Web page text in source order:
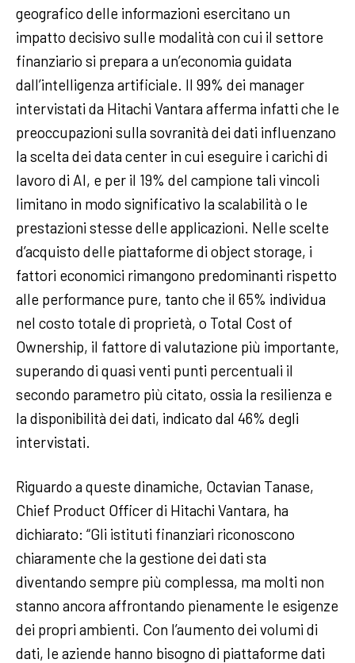
geografico delle informazioni esercitano un
impatto decisivo sulle modalità con cui il settore
finanziario si prepara a un’economia guidata
dall’intelligenza artificiale. Il 99% dei manager
intervistati da Hitachi Vantara afferma infatti che le
preoccupazioni sulla sovranità dei dati influenzano
la scelta dei data center in cui eseguire i carichi di
lavoro di AI, e per il 19% del campione tali vincoli
limitano in modo significativo la scalabilità o le
prestazioni stesse delle applicazioni. Nelle scelte
d’acquisto delle piattaforme di object storage, i
fattori economici rimangono predominanti rispetto
alle performance pure, tanto che il 65% individua
nel costo totale di proprietà, o Total Cost of
Ownership, il fattore di valutazione più importante,
superando di quasi venti punti percentuali il
secondo parametro più citato, ossia la resilienza e
la disponibilità dei dati, indicato dal 46% degli
intervistati.
Riguardo a queste dinamiche, Octavian Tanase,
Chief Product Officer di Hitachi Vantara, ha
dichiarato: “Gli istituti finanziari riconoscono
chiaramente che la gestione dei dati sta
diventando sempre più complessa, ma molti non
stanno ancora affrontando pienamente le esigenze
dei propri ambienti. Con l’aumento dei volumi di
dati, le aziende hanno bisogno di piattaforme dati